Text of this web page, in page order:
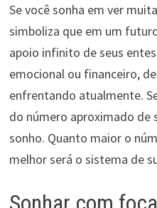
Se você sonha em ver
simboliza que em um
apoio infinito de seus
emocional ou financeiro,
enfrentando atualmente.
do número aproximado de
sonho. Quanto maior o
melhor será o sistema de